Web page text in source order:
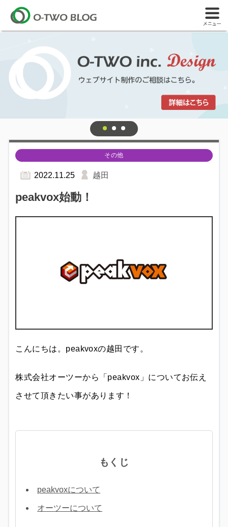
その他
2022.11.25 越田
peakvox始動！
こんにちは。peakvoxの越田です。
株式会社オーツーから「peakvox」についてお伝え
させて頂きたい事があります！
もくじ
peakvoxについて
オーツーについて